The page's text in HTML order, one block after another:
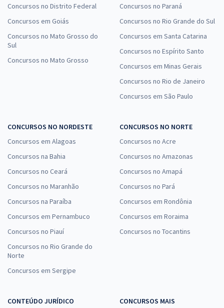
Concursos no Distrito Federal
Concursos em Goiás
Concursos no Mato Grosso do
Sul
Concursos no Mato Grosso
Concursos no Paraná
Concursos no Rio Grande do Sul
Concursos em Santa Catarina
Concursos no Espírito Santo
Concursos em Minas Gerais
Concursos no Rio de Janeiro
Concursos em São Paulo
CONCURSOS NO NORDESTE
Concursos em Alagoas
Concursos na Bahia
Concursos no Ceará
Concursos no Maranhão
Concursos na Paraíba
Concursos em Pernambuco
Concursos no Piauí
Concursos no Rio Grande do
Norte
Concursos em Sergipe
CONCURSOS NO NORTE
Concursos no Acre
Concursos no Amazonas
Concursos no Amapá
Concursos no Pará
Concursos em Rondônia
Concursos em Roraima
Concursos no Tocantins
CONTEÚDO JURÍDICO
CONCURSOS MAIS